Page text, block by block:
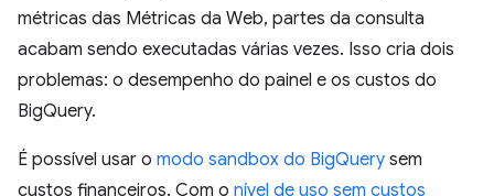
métricas das Métricas da Web, partes da consulta
acabam sendo executadas várias vezes. Isso cria dois
problemas: o desempenho do painel e os custos do
BigQuery.
É possível usar o modo sandbox do BigQuery sem
custos financeiros. Com o nível de uso sem custos